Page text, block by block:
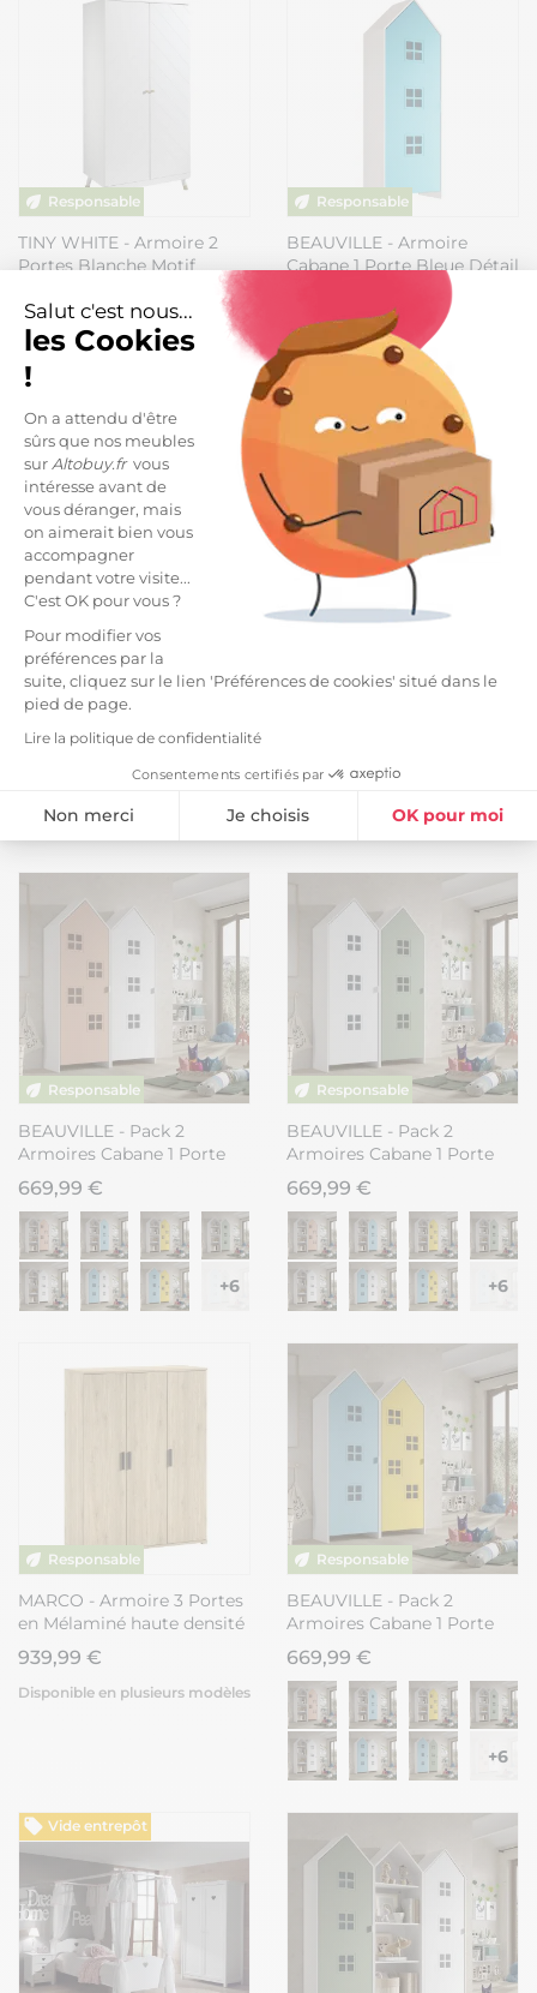
Salut c'est nous...
les Cookies
!
On a attendu d'être
sûrs que nos meubles
sur Altobuy.frvous
intéresse avant de
vous déranger, mais
on aimerait bien vous
accompagner
pendant votre visite...
C'est OK pour vous ?
Pour modifier vos
préférences par la
suite, cliquez sur le lien 'Préférences de cookies' situé dans le
pied de page.
Lire la politique de confidentialité
Consentements certifiés par
Non merci Je choisis OK pour moi
Notre plateforme vous permet d'adapter et de gérer vos
TINY WHITE - Armoire 2
Portes Blanche Motif
729,99 €
Disponible en plusieurs modèles
BEAUVILLE - Armoire
Cabane 1 Porte Bleue Détail
HAVRE - Pack Bibliothèque
+ 2 Armoires Rose et Grise
949,99 €
Nouveau
aspect bois avec miroir
BEAUVILLE - Pack 2
Armoires Cabane 1 Porte
Rose et Blanche
669,99 €
+6
BEAUVILLE - Pack 2
Armoires Cabane 1 Porte
Verte et Blanche
669,99 €
+6
MARCO - Armoire 3 Portes
en Mélaminé haute densité
Aspect Chêne clair
939,99 €
Disponible en plusieurs modèles
BEAUVILLE - Pack 2
Armoires Cabane 1 Porte
Bleue et Jaune
669,99 €
+6
Vide entrepôt